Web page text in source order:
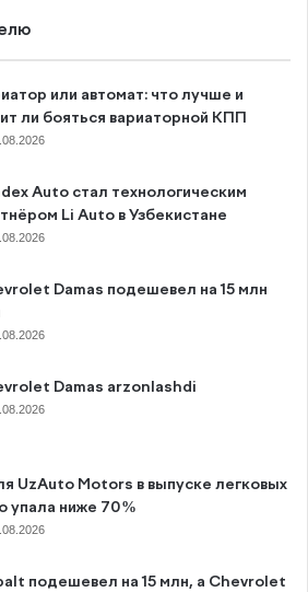
или автомат: что лучше и
ли бояться вариаторной КПП
Auto стал технологическим
Li Auto в Узбекистане
Damas подешевел на 15 млн
Damas arzonlashdi
UzAuto Motors в выпуске легковых
упала ниже 70%
подешевел на 15 млн, а Chevrolet